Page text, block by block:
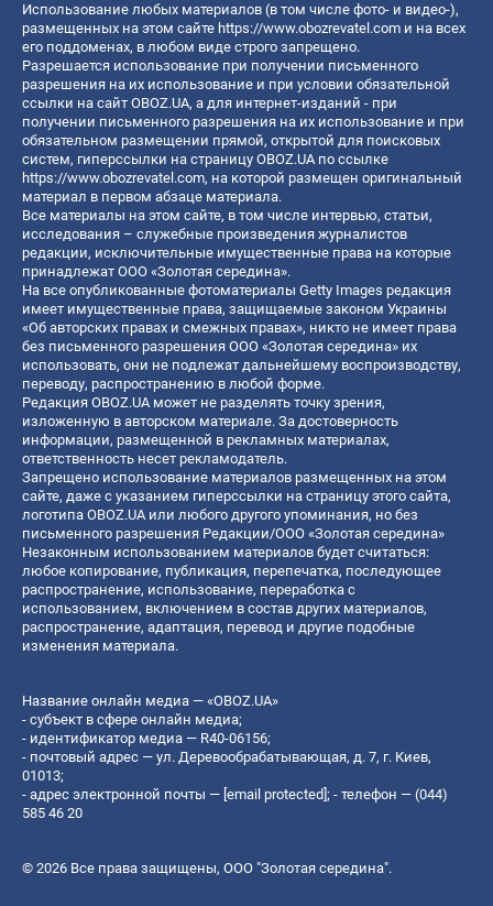
Использование любых материалов (в том числе фото- и видео-),
размещенных на этом сайте https://www.obozrevatel.com и на всех
его поддоменах, в любом виде строго запрещено.
Разрешается использование при получении письменного
разрешения на их использование и при условии обязательной
ссылки на сайт OBOZ.UA, а для интернет-изданий - при
получении письменного разрешения на их использование и при
обязательном размещении прямой, открытой для поисковых
систем, гиперссылки на страницу OBOZ.UA по ссылке
https://www.obozrevatel.com, на которой размещен оригинальный
материал в первом абзаце материала.
Все материалы на этом сайте, в том числе интервью, статьи,
исследования – служебные произведения журналистов
редакции, исключительные имущественные права на которые
принадлежат ООО «Золотая середина».
На все опубликованные фотоматериалы Getty Images редакция
имеет имущественные права, защищаемые законом Украины
«Об авторских правах и смежных правах», никто не имеет права
без письменного разрешения ООО «Золотая середина» их
использовать, они не подлежат дальнейшему воспроизводству,
переводу, распространению в любой форме.
Редакция OBOZ.UA может не разделять точку зрения,
изложенную в авторском материале. За достоверность
информации, размещенной в рекламных материалах,
ответственность несет рекламодатель.
Запрещено использование материалов размещенных на этом
сайте, даже с указанием гиперссылки на страницу этого сайта,
логотипа OBOZ.UA или любого другого упоминания, но без
письменного разрешения Редакции/ООО «Золотая середина»
Незаконным использованием материалов будет считаться:
любое копирование, публикация, перепечатка, последующее
распространение, использование, переработка с
использованием, включением в состав других материалов,
распространение, адаптация, перевод и другие подобные
изменения материала.
Название онлайн медиа — «OBOZ.UA»
- субъект в сфере онлайн медиа;
- идентификатор медиа — R40-06156;
- почтовый адрес — ул. Деревообрабатывающая, д. 7, г. Киев,
01013;
- адрес электронной почты — [email protected] ; - телефон — (044)
585 46 20
© 2026 Все права защищены, ООО "Золотая середина".